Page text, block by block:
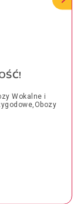
Wokalne i